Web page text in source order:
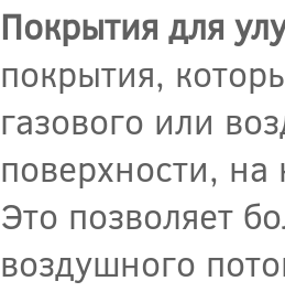
Покрытия для
покрытия,
газового или
поверхности,
Это позволяет
воздушного